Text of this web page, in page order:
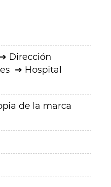
Dirección
Hospital
de la marca